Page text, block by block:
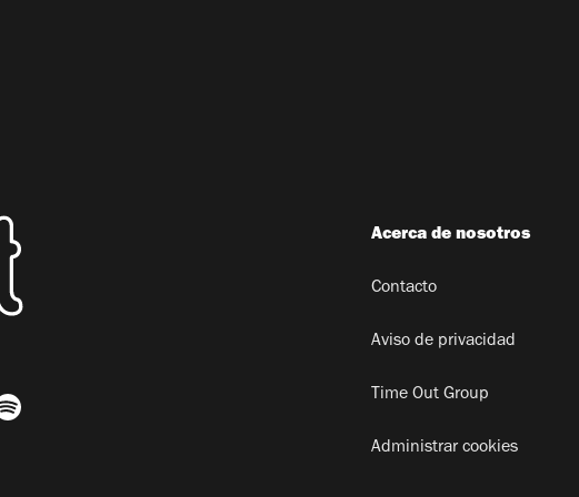
Acerca de nosotros
Contacto
Aviso de privacidad
Time Out Group
Administrar cookies